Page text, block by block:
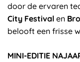
door de ervaren
City Festival en
belooft een frisse
MINI-EDITIE